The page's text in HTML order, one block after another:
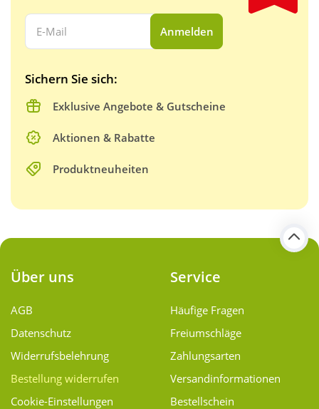
Ihre E-Mail Adresse:
Anmelden
Sichern Sie sich:
Exklusive Angebote & Gutscheine
Aktionen & Rabatte
Produktneuheiten
Über uns
AGB
Datenschutz
Widerrufsbelehrung
Bestellung widerrufen
Cookie-Einstellungen
Service
Häufige Fragen
Freiumschläge
Zahlungsarten
Versand­informationen
Bestellschein